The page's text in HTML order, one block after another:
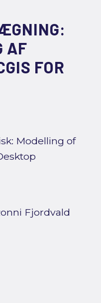
AF
FOR
Modelling of
Fjordvald